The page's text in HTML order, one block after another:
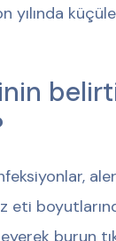
yılında
eti